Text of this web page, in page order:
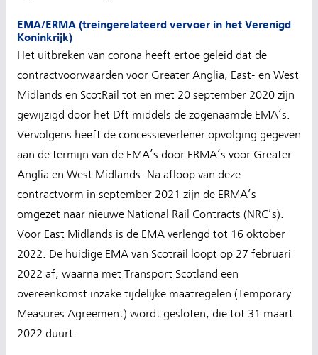
EMA/ERMA (treingerelateerd vervoer in het Verenigd
Koninkrijk)
Het uitbreken van corona heeft ertoe geleid dat de
contractvoorwaarden voor Greater Anglia, East- en West
Midlands en ScotRail tot en met 20 september 2020 zijn
gewijzigd door het Dft middels de zogenaamde EMA’s.
Vervolgens heeft de concessieverlener opvolging gegeven
aan de termijn van de EMA’s door ERMA’s voor Greater
Anglia en West Midlands. Na afloop van deze
contractvorm in september 2021 zijn de ERMA’s
omgezet naar nieuwe National Rail Contracts (NRC’s).
Voor East Midlands is de EMA verlengd tot 16 oktober
2022. De huidige EMA van Scotrail loopt op 27 februari
2022 af, waarna met Transport Scotland een
overeenkomst inzake tijdelijke maatregelen (Temporary
Measures Agreement) wordt gesloten, die tot 31 maart
2022 duurt.